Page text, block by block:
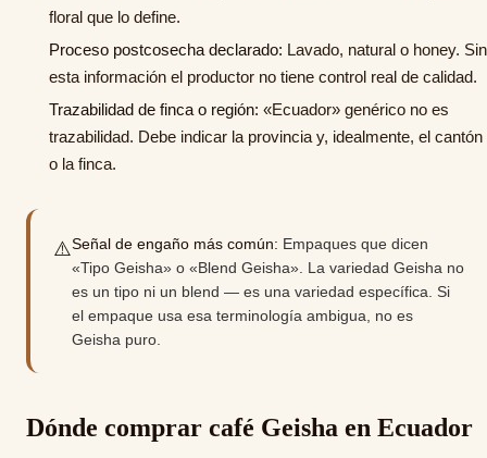
floral que lo define.
Proceso postcosecha declarado: Lavado, natural o honey. Sin
esta información el productor no tiene control real de calidad.
Trazabilidad de finca o región: «Ecuador» genérico no es
trazabilidad. Debe indicar la provincia y, idealmente, el cantón
o la finca.
⚠️Señal de engaño más común: Empaques que dicen
«Tipo Geisha» o «Blend Geisha». La variedad Geisha no
es un tipo ni un blend — es una variedad específica. Si
el empaque usa esa terminología ambigua, no es
Geisha puro.
Dónde comprar café Geisha en Ecuador